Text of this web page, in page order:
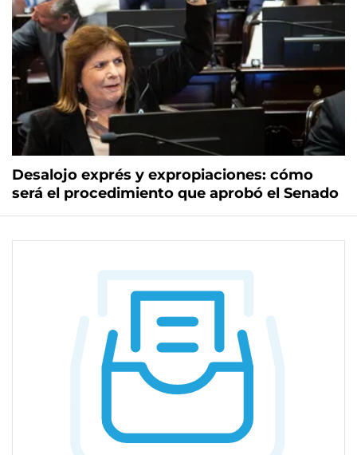
Desalojo exprés y expropiaciones: cómo
será el procedimiento que aprobó el Senado